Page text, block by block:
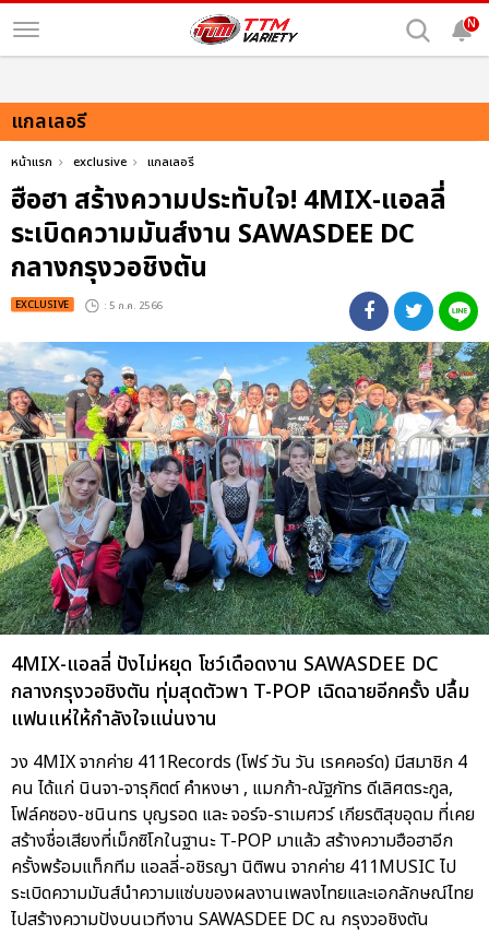
N
แกลเลอรี
หน้าแรก exclusive แกลเลอรี
ฮือฮา สร้างความประทับใจ! 4MIX-แอลลี่
ระเบิดความมันส์งาน SAWASDEE DC
กลางกรุงวอชิงตัน
EXCLUSIVE : 5 ก.ค. 2566
4MIX-แอลลี่ ปังไม่หยุด โชว์เดือดงาน SAWASDEE DC
กลางกรุงวอชิงตัน ทุ่มสุดตัวพา T-POP เฉิดฉายอีกครั้ง ปลื้ม
แฟนแห่ให้กำลังใจแน่นงาน
วง 4MIX จากค่าย 411Records (โฟร์ วัน วัน เรคคอร์ด) มีสมาชิก 4
คน ได้แก่ นินจา-จารุกิตต์ คำหงษา , แมกก้า-ณัฐภัทร ดีเลิศตระกูล,
โฟล์คซอง-ชนินทร บุญรอด และ จอร์จ-ราเมศวร์ เกียรติสุขอุดม ที่เคย
สร้างชื่อเสียงที่เม็กซิโกในฐานะ T-POP มาแล้ว สร้างความฮือฮาอีก
ครั้งพร้อมแท็กทีม แอลลี่-อชิรญา นิติพน จากค่าย 411MUSIC ไป
ระเบิดความมันส์นำความแซ่บของผลงานเพลงไทยและเอกลักษณ์ไทย
ไปสร้างความปังบนเวทีงาน SAWASDEE DC ณ กรุงวอชิงตัน